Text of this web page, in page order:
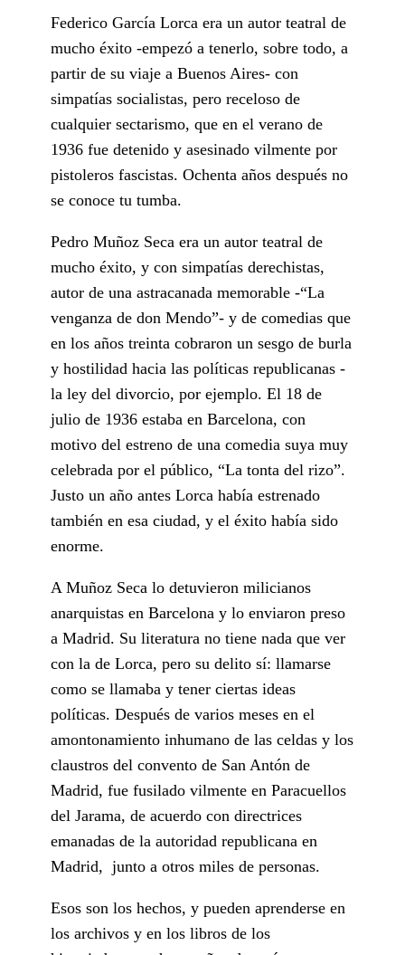
Federico García Lorca era un autor teatral de
mucho éxito -empezó a tenerlo, sobre todo, a
partir de su viaje a Buenos Aires- con
simpatías socialistas, pero receloso de
cualquier sectarismo, que en el verano de
1936 fue detenido y asesinado vilmente por
pistoleros fascistas. Ochenta años después no
se conoce tu tumba.
Pedro Muñoz Seca era un autor teatral de
mucho éxito, y con simpatías derechistas,
autor de una astracanada memorable -“La
venganza de don Mendo”- y de comedias que
en los años treinta cobraron un sesgo de burla
y hostilidad hacia las políticas republicanas -
la ley del divorcio, por ejemplo. El 18 de
julio de 1936 estaba en Barcelona, con
motivo del estreno de una comedia suya muy
celebrada por el público, “La tonta del rizo”.
Justo un año antes Lorca había estrenado
también en esa ciudad, y el éxito había sido
enorme.
A Muñoz Seca lo detuvieron milicianos
anarquistas en Barcelona y lo enviaron preso
a Madrid. Su literatura no tiene nada que ver
con la de Lorca, pero su delito sí: llamarse
como se llamaba y tener ciertas ideas
políticas. Después de varios meses en el
amontonamiento inhumano de las celdas y los
claustros del convento de San Antón de
Madrid, fue fusilado vilmente en Paracuellos
del Jarama, de acuerdo con directrices
emanadas de la autoridad republicana en
Madrid, junto a otros miles de personas.
Esos son los hechos, y pueden aprenderse en
los archivos y en los libros de los